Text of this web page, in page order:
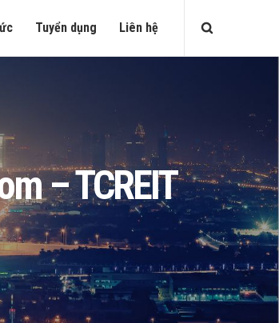
Tuyển dụng Liên hệ
– TCREIT